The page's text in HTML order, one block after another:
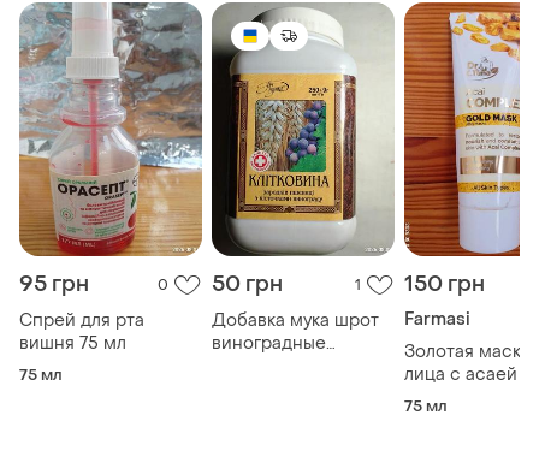
95 грн 0
Спрей для рта
вишня 75 мл
75 мл
50 грн 1
Добавка мука шрот
виноградные
150 грн
Farmasi
Золотая маска
лица с асаей
complex
75 мл